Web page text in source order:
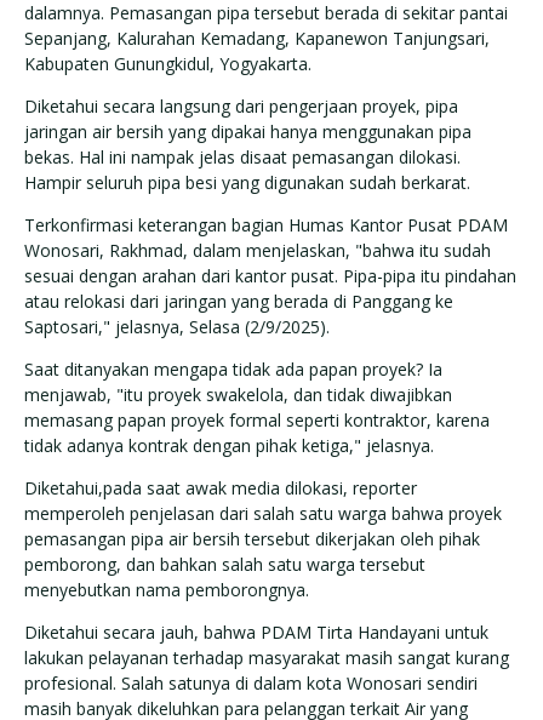
dalamnya. Pemasangan pipa tersebut berada di sekitar pantai
Sepanjang, Kalurahan Kemadang, Kapanewon Tanjungsari,
Kabupaten Gunungkidul, Yogyakarta.
Diketahui secara langsung dari pengerjaan proyek, pipa
jaringan air bersih yang dipakai hanya menggunakan pipa
bekas. Hal ini nampak jelas disaat pemasangan dilokasi.
Hampir seluruh pipa besi yang digunakan sudah berkarat.
Terkonfirmasi keterangan bagian Humas Kantor Pusat PDAM
Wonosari, Rakhmad, dalam menjelaskan, "bahwa itu sudah
sesuai dengan arahan dari kantor pusat. Pipa-pipa itu pindahan
atau relokasi dari jaringan yang berada di Panggang ke
Saptosari," jelasnya, Selasa (2/9/2025).
Saat ditanyakan mengapa tidak ada papan proyek? Ia
menjawab, "itu proyek swakelola, dan tidak diwajibkan
memasang papan proyek formal seperti kontraktor, karena
tidak adanya kontrak dengan pihak ketiga," jelasnya.
Diketahui,pada saat awak media dilokasi, reporter
memperoleh penjelasan dari salah satu warga bahwa proyek
pemasangan pipa air bersih tersebut dikerjakan oleh pihak
pemborong, dan bahkan salah satu warga tersebut
menyebutkan nama pemborongnya.
Diketahui secara jauh, bahwa PDAM Tirta Handayani untuk
lakukan pelayanan terhadap masyarakat masih sangat kurang
profesional. Salah satunya di dalam kota Wonosari sendiri
masih banyak dikeluhkan para pelanggan terkait Air yang